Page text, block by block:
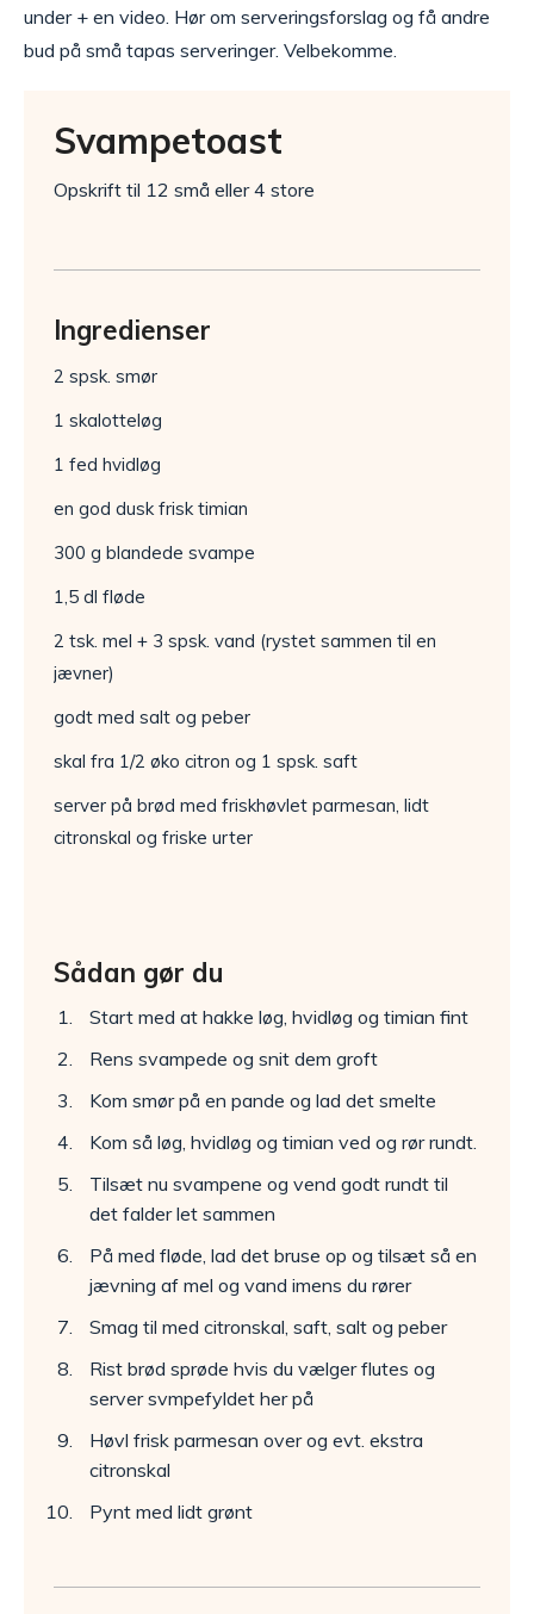
under + en video. Hør om serveringsforslag og få andre
bud på små tapas serveringer. Velbekomme.
Svampetoast
Opskrift til 12 små eller 4 store
Ingredienser
2 spsk. smør
1 skalotteløg
1 fed hvidløg
en god dusk frisk timian
300 g blandede svampe
1,5 dl fløde
2 tsk. mel + 3 spsk. vand (rystet sammen til en
jævner)
godt med salt og peber
skal fra 1/2 øko citron og 1 spsk. saft
server på brød med friskhøvlet parmesan, lidt
citronskal og friske urter
Sådan gør du
Start med at hakke løg, hvidløg og timian fint
Rens svampede og snit dem groft
Kom smør på en pande og lad det smelte
Kom så løg, hvidløg og timian ved og rør rundt.
Tilsæt nu svampene og vend godt rundt til
det falder let sammen
På med fløde, lad det bruse op og tilsæt så en
jævning af mel og vand imens du rører
Smag til med citronskal, saft, salt og peber
Rist brød sprøde hvis du vælger flutes og
server svmpefyldet her på
Høvl frisk parmesan over og evt. ekstra
citronskal
Pynt med lidt grønt